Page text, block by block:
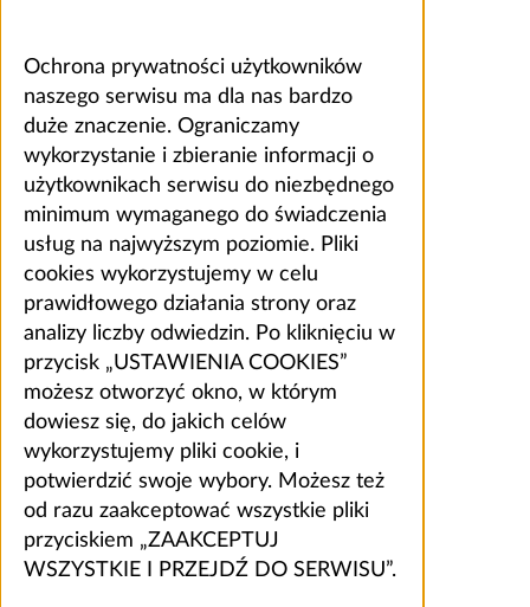
Ochrona prywatności użytkowników
naszego serwisu ma dla nas bardzo
duże znaczenie. Ograniczamy
wykorzystanie i zbieranie informacji o
użytkownikach serwisu do niezbędnego
minimum wymaganego do świadczenia
usług na najwyższym poziomie. Pliki
cookies wykorzystujemy w celu
prawidłowego działania strony oraz
analizy liczby odwiedzin. Po kliknięciu w
przycisk „USTAWIENIA COOKIES”
możesz otworzyć okno, w którym
dowiesz się, do jakich celów
wykorzystujemy pliki cookie, i
potwierdzić swoje wybory. Możesz też
od razu zaakceptować wszystkie pliki
przyciskiem „ZAAKCEPTUJ
WSZYSTKIE I PRZEJDŹ DO SERWISU”.